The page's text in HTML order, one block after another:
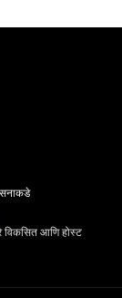
विकसित आणि होस्ट